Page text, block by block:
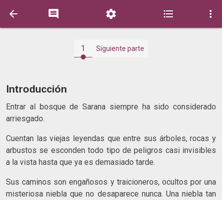
    
1 Siguiente parte
Introducción
Entrar al bosque de Sarana siempre ha sido considerado
arriesgado.
Cuentan las viejas leyendas que entre sus árboles, rocas y
arbustos se esconden todo tipo de peligros casi invisibles
a la vista hasta que ya es demasiado tarde.
Sus caminos son engañosos y traicioneros, ocultos por una
misteriosa niebla que no desaparece nunca. Una niebla tan